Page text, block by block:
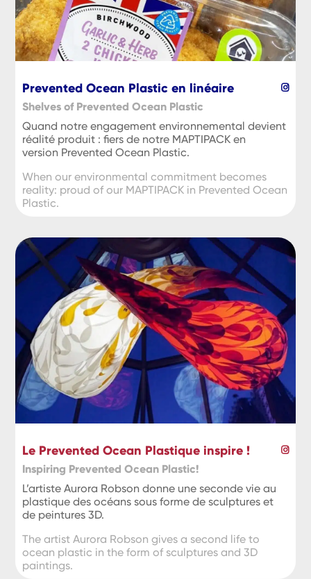
Prevented Ocean Plastic en linéaire
Shelves of Prevented Ocean Plastic
Quand notre engagement environnemental devient
réalité produit : fiers de notre MAPTIPACK en
version Prevented Ocean Plastic.
When our environmental commitment becomes
reality: proud of our MAPTIPACK in Prevented Ocean
Plastic.
Le Prevented Ocean Plastique inspire !
Inspiring Prevented Ocean Plastic!
L’artiste Aurora Robson donne une seconde vie au
plastique des océans sous forme de sculptures et
de peintures 3D.
The artist Aurora Robson gives a second life to
ocean plastic in the form of sculptures and 3D
paintings.